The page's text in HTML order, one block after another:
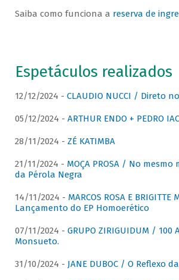
Saiba como funciona a reserva de
Espetáculos realizados
12/12/2024 - CLAUDIO NUCCI / Direto
05/12/2024 - ARTHUR ENDO + PEDRO
28/11/2024 - ZÉ KATIMBA
21/11/2024 - MOÇA PROSA / No
da Pérola Negra
14/11/2024 - MARCOS ROSA E BRIGITTE
Lançamento do EP Homoerético
07/11/2024 - GRUPO ZIRIGUIDUM / 100
Monsueto.
31/10/2024 - JANE DUBOC / O Reflexo